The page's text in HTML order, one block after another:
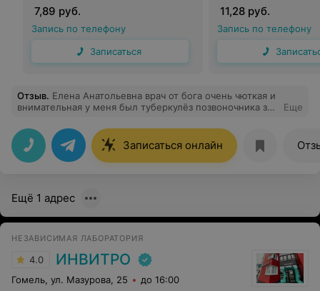
7,89 руб.
Запись по телефону
Записаться
11,28 руб.
Запись по телефону
Отзыв. Елена Анатольевна врач от бога очень чюткая и
внимательная у меня был туберкулёз позвоночника за
но я выздоровел благодаря ей и полноценно могу
работать с учётом того что я строитель.У моей жены
немели руки несколько сеансов и ей стало на много
лучше спасибо большое за помощь
Еще
Записаться онлайн
Ещё 1 адрес
НЕЗАВИСИМАЯ ЛАБОРАТОРИЯ
4.0 ИНВИТРО
Гомель, ул. Мазурова, 25 до 16:00